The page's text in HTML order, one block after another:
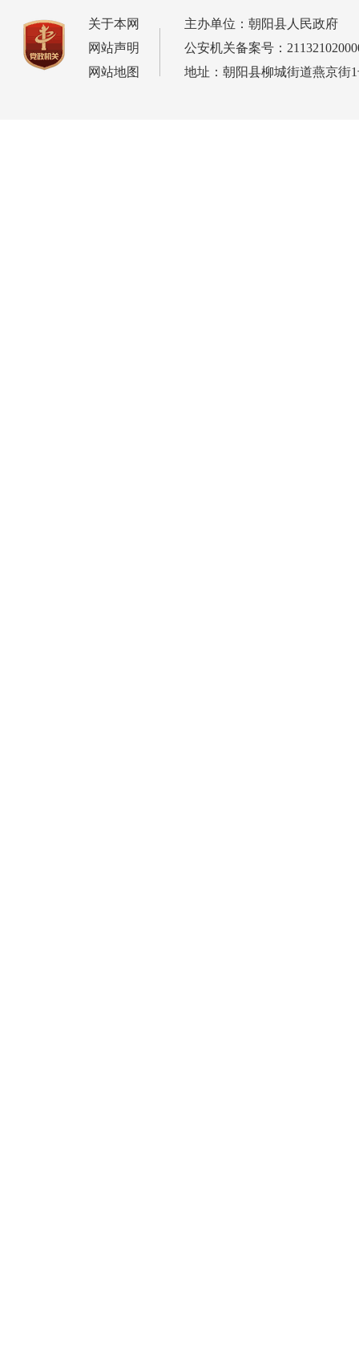
关于本网
网站声明
网站地图
主办单位：朝阳县人民政府
公安机关备案号：
地址：朝阳县柳城街道燕京街